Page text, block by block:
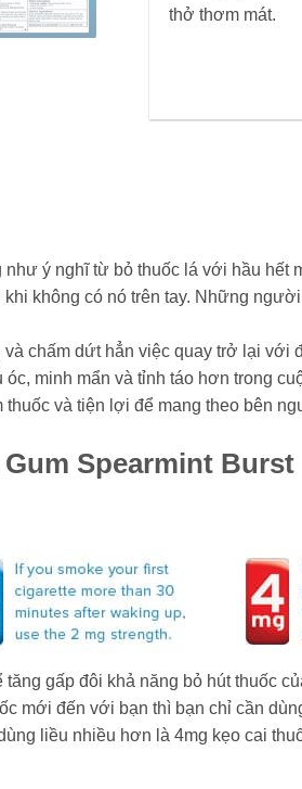
thở thơm mát.
ý nghĩ từ bỏ thuốc lá với hầu hết
không có nó trên tay. Những
chấm dứt hẳn việc quay trở lại với
minh mẩn và tỉnh táo hơn trong
thuốc và tiện lợi để mang theo bên
Spearmint Burst
gấp đôi khả năng bỏ hút thuốc
mới đến với bạn thì bạn chỉ cần
liều nhiều hơn là 4mg kẹo cai